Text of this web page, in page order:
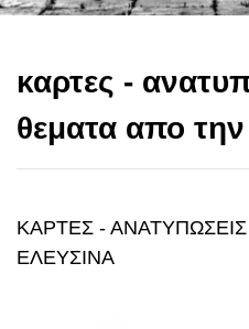
καρτες -
θεματα απο την
ΚΑΡΤΕΣ -
ΕΛΕΥΣΙΝΑ